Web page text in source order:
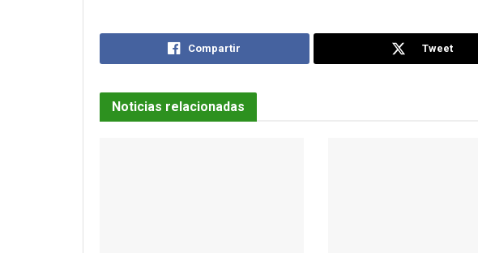
Compartir Tweet
Noticias relacionadas